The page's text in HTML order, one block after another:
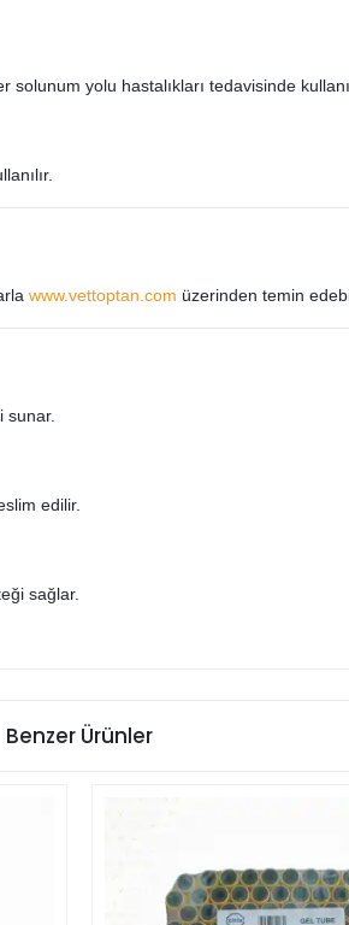
yolu hastalıkları tedavisinde
www.vettoptan.com üzerinden temin
sunar.
edilir.
sağlar.
Benzer Ürünler